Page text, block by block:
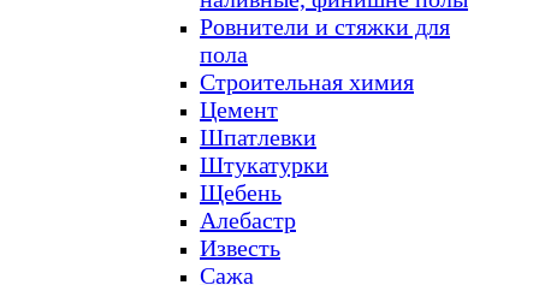
Ровнители и стяжки для
пола
Строительная химия
Цемент
Шпатлевки
Штукатурки
Щебень
Алебастр
Известь
Сажа